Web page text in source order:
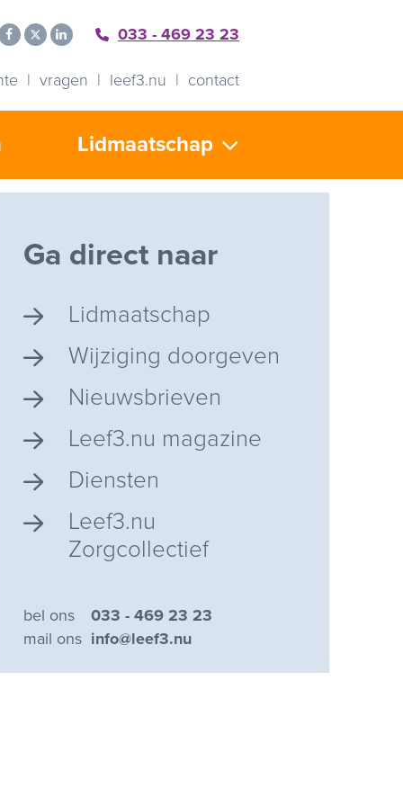
033 - 469 23 23
vragen leef3.nu contact
Lidmaatschap
Ga direct naar
Lidmaatschap
Wijziging doorgeven
Nieuwsbrieven
Leef3.nu magazine
Diensten
Leef3.nu
Zorgcollectief
bel ons
033 - 469 23 23
mail ons info@leef3.nu